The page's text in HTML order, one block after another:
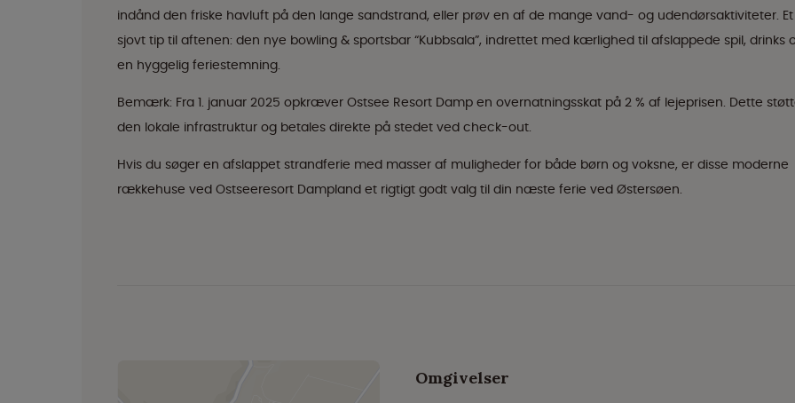
indånd den friske havluft på den lange sandstrand, eller prøv en af de mange vand- og udendørsaktiviteter. Et
sjovt tip til aftenen: den nye bowling & sportsbar “Kubbsala”, indrettet med kærlighed til afslappede spil, drinks
en hyggelig feriestemning.
Bemærk: Fra 1. januar 2025 opkræver Ostsee Resort Damp en overnatningsskat på 2 % af lejeprisen. Dette
den lokale infrastruktur og betales direkte på stedet ved check-out.
Hvis du søger en afslappet strandferie med masser af muligheder for både børn og voksne, er disse moderne
rækkehuse ved Ostseeresort Dampland et rigtigt godt valg til din næste ferie ved Østersøen.
Omgivelser